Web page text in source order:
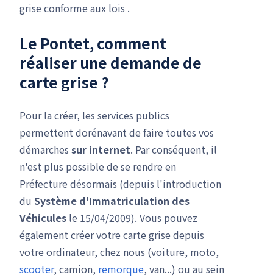
grise conforme aux lois .
Le Pontet, comment
réaliser une demande de
carte grise ?
Pour la créer, les services publics
permettent dorénavant de faire toutes vos
démarches sur internet. Par conséquent, il
n'est plus possible de se rendre en
Préfecture désormais (depuis l'introduction
du Système d'Immatriculation des
Véhicules le 15/04/2009). Vous pouvez
également créer votre carte grise depuis
votre ordinateur, chez nous (voiture, moto,
scooter, camion, remorque, van...) ou au sein